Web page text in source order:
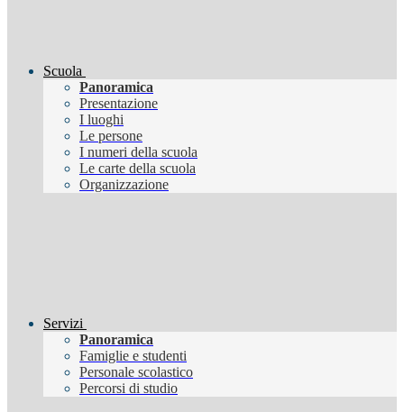
Scuola
Panoramica
Presentazione
I luoghi
Le persone
I numeri della scuola
Le carte della scuola
Organizzazione
Servizi
Panoramica
Famiglie e studenti
Personale scolastico
Percorsi di studio